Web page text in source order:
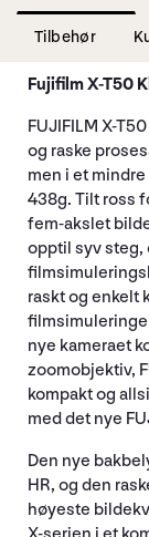
Tilbehør
Fujifilm X-T50
FUJIFILM X-T50
og raske
men i et
438g. Tilt ross
fem-akslet
opptil syv steg,
raskt og enkelt
nye kameraet
zoomobjektiv,
kompakt og
med det nye
Den nye
HR, og den
høyeste